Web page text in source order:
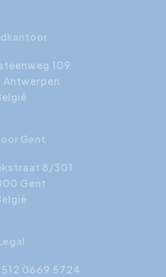
109
Antwerpen
Gent
8/301
Gent
0669 5724